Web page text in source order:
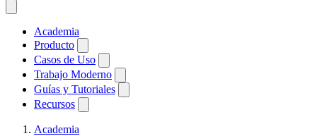
Academia
Producto
Casos de Uso
Trabajo Moderno
Guías y Tutoriales
Recursos
Academia